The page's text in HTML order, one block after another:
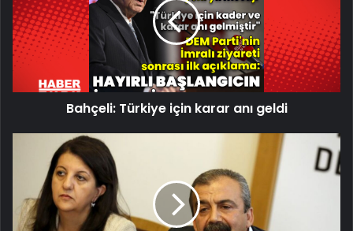
karar
anı
geldi
Bahçeli: Türkiye için karar anı geldi
ziyaretiyle
başlayan
süreç
hızlı
ilerleyecek